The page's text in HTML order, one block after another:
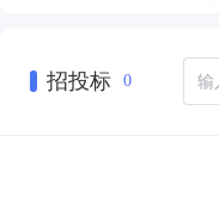
招投标 0